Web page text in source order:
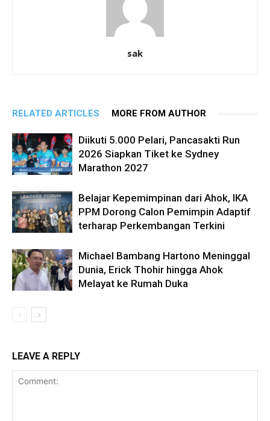
sak
RELATED ARTICLES MORE FROM AUTHOR
Diikuti 5.000 Pelari, Pancasakti Run
2026 Siapkan Tiket ke Sydney
Marathon 2027
Belajar Kepemimpinan dari Ahok, IKA
PPM Dorong Calon Pemimpin Adaptif
terharap Perkembangan Terkini
Michael Bambang Hartono Meninggal
Dunia, Erick Thohir hingga Ahok
Melayat ke Rumah Duka
LEAVE A REPLY